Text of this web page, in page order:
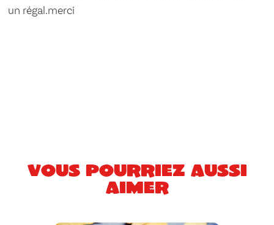
un régal.merci
Vous pourriez aussi
aimer